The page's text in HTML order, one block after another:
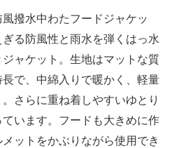
撥水中わたフードジャケッ
ぎる防風性と雨水を弾くはっ水
ャケット。生地はマットな質
で、中綿入りで暖かく、軽量
さらに重ね着しやすいゆとり
います。フードも大きめに作
ットをかぶりながら使用でき